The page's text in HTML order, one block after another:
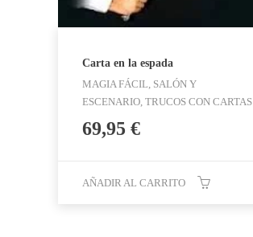
Carta en la espada
MAGIA FÁCIL, SALÓN Y
ESCENARIO, TRUCOS CON CARTAS
69,95 €
AÑADIR AL CARRITO